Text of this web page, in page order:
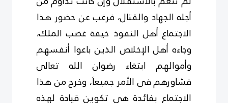
أجله الجهاد والقتال، فرغب عن حضور هذا
الاجتماع أهل النفوذ خيفة غضب الملك،
وجاءه أهل الإخلاص الذين باعوا أنفسهم
وأموالهم ابتغاء رضوان الله تعالى
فشاورهم فى الأمر جميعاَ، وخرج من هذا
الاجتماع بفائدة هى تكوين قيادة لهذه